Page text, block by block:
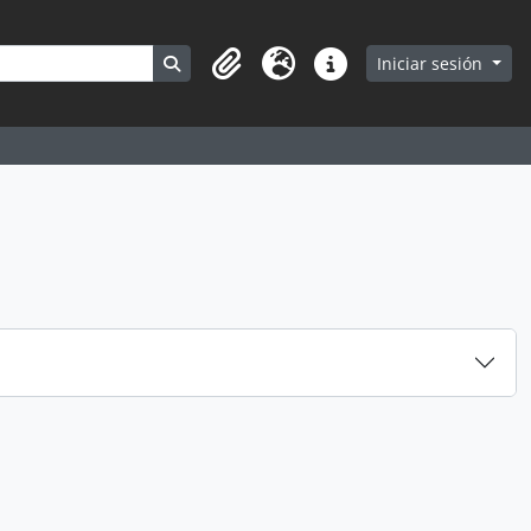
Search in browse page
Portapapeles
Idioma Enlaces rápidos
Iniciar sesión